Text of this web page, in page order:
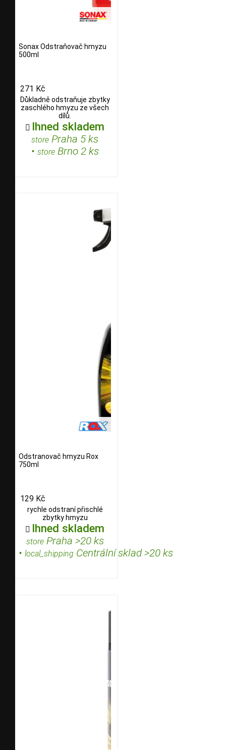
Sonax Odstraňovač hmyzu
500ml
271 Kč
Důkladně odstraňuje zbytky
zaschlého hmyzu ze všech
dílů.
 Ihned skladem
store Praha 5 ks
• storeBrno 2 ks
Odstranovač hmyzu Rox
750ml
129 Kč
rychle odstraní přischlé
zbytky hmyzu
 Ihned skladem
storePraha >20 ks
• local_shipping Centrální sklad >20 ks